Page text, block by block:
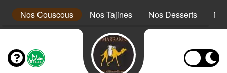
Nos Couscous Nos Tajines Nos Desserts